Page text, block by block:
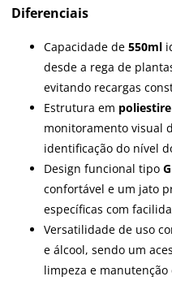
Diferenciais
Capacidade de 550ml
desde a rega de
evitando recargas
Estrutura em
monitoramento visual
identificação do nível
Design funcional tipo
confortável e um jato
específicas com
Versatilidade de uso
e álcool, sendo um
limpeza e manutenção